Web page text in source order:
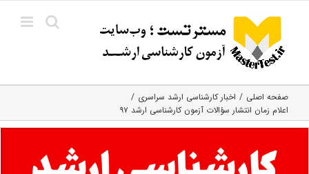
content
صفحه اصلی
اخبار کارشناسی ارشد سراسری
اعلام زمان انتشار سؤالات آزمون کارشناسی ارشد ۹۷